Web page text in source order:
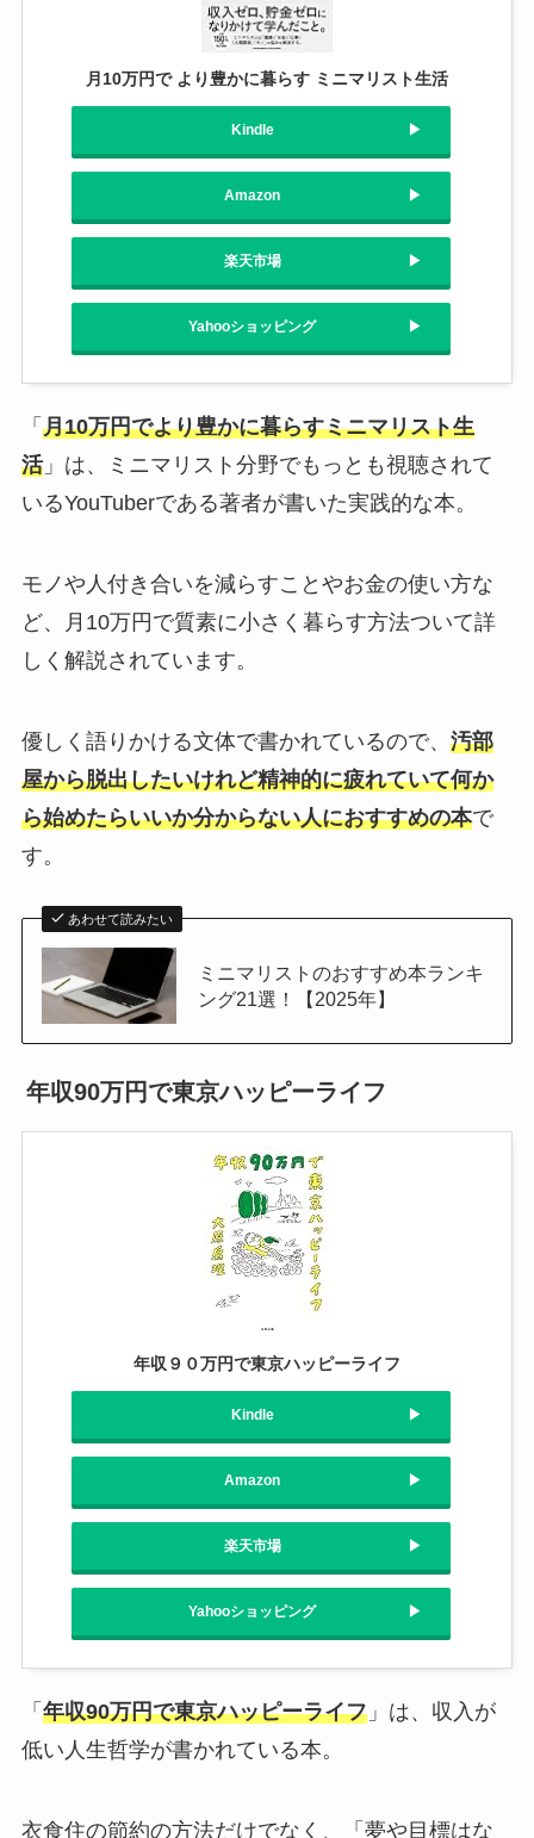
月10万円で より豊かに暮らす ミニマリスト生活
Kindle
Amazon
楽天市場
Yahooショッピング
「 月10万円でより豊かに暮らすミニマリスト生
活」は、ミニマリスト分野でもっとも視聴されて
いるYouTuberである著者が書いた実践的な本。
モノや人付き合いを減らすことやお金の使い方な
ど、月10万円で質素に小さく暮らす方法ついて詳
しく解説されています。
優しく語りかける文体で書かれているので、 汚部
屋から脱出したいけれど精神的に疲れていて何か
ら始めたらいいか分からない人におすすめの本で
す。
あわせて読みたい
ミニマリストのおすすめ本ランキ
ング21選！【2025年】
年収90万円で東京ハッピーライフ
年収９０万円で東京ハッピーライフ
Kindle
Amazon
楽天市場
Yahooショッピング
「 年収90万円で東京ハッピーライフ」は、収入が
低い人生哲学が書かれている本。
衣食住の節約の方法だけでなく、「夢や目標はな